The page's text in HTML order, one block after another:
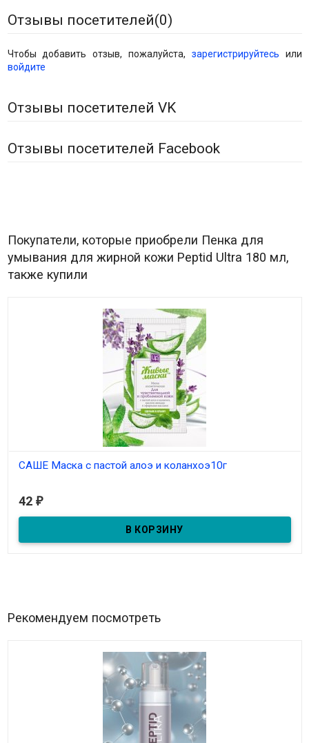
Отзывы посетителей(0)
Чтобы добавить отзыв, пожалуйста, зарегистрируйтесь или
войдите
Отзывы посетителей VK
Отзывы посетителей Facebook
Покупатели, которые приобрели Пенка для
умывания для жирной кожи Peptid Ultra 180 мл,
также купили
САШЕ Маска с пастой алоэ и коланхоэ10г
и проблемной кожи 10гр
42 ₽
Рекомендуем посмотреть